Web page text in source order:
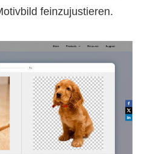
feinzujustieren.